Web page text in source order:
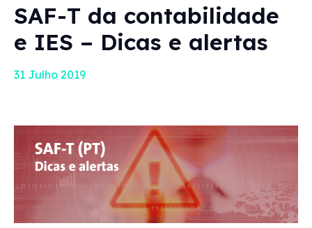
SAF-T da contabilidade
e IES – Dicas e alertas
31 Julho 2019